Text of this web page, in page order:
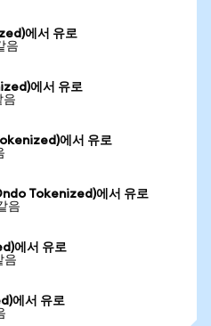
에서 유로
음
에서 유로
음
에서 유로
Tokenized)에서 유로
음
에서 유로
음
에서 유로